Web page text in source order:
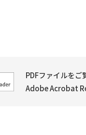
PDFファイルを
Adobe Acrobat